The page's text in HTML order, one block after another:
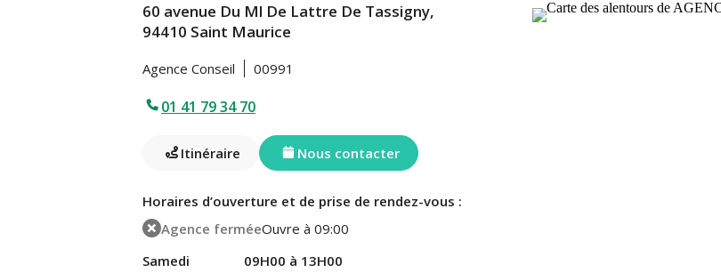
60 avenue Du Ml De Lattre De Tassigny,
94410 Saint Maurice
Agence Conseil 00991
01 41 79 34 70
Itinéraire Nous contacter
Horaires d’ouverture et de prise de rendez-vous :
Agence ferméeOuvre à 09:00
Samedi
09H00 à 13H00